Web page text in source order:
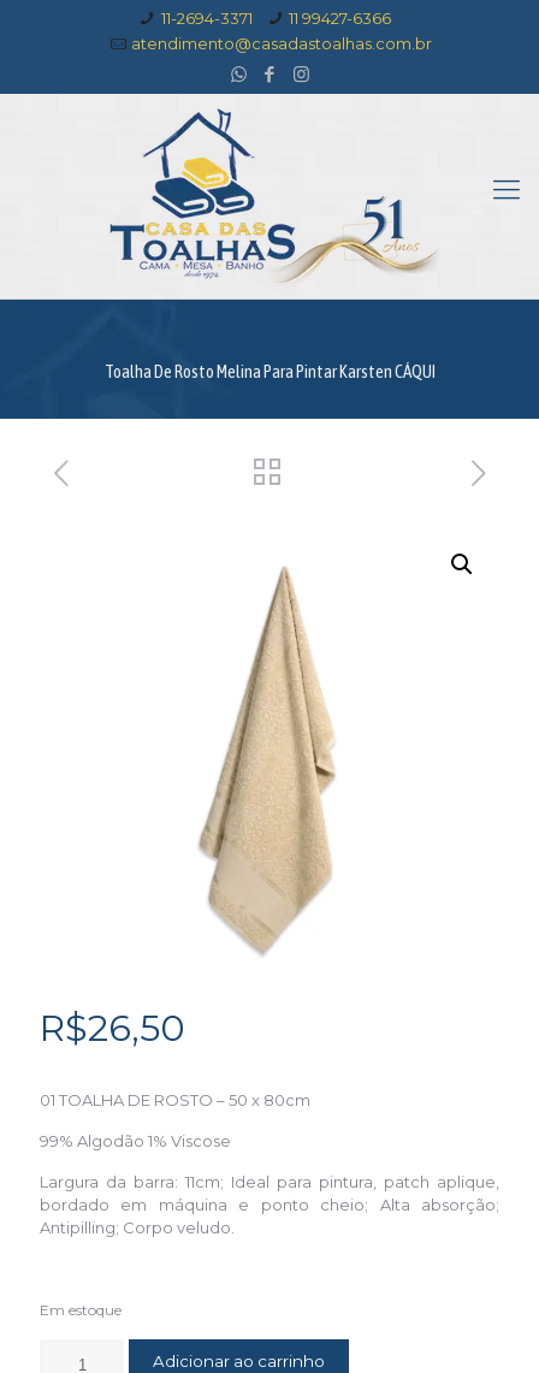
11-2694-3371
11 99427-6366
atendimento@casadastoalhas.com.br
Toalha De Rosto Melina Para Pintar Karsten CÁQUI
R$26,50
01 TOALHA DE ROSTO – 50 x 80cm
99% Algodão 1% Viscose
Largura da barra: 11cm; Ideal para pintura, patch aplique,
bordado em máquina e ponto cheio; Alta absorção;
Antipilling; Corpo veludo.
Em estoque
Adicionar ao carrinho